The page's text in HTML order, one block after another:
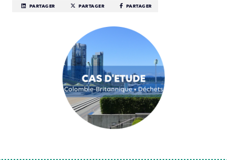
PARTAGER PARTAGER PARTAGER